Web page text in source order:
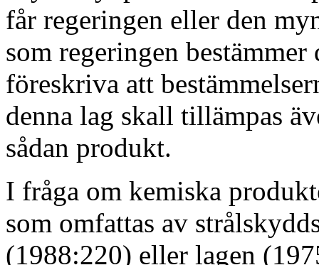
får regeringen eller den
som regeringen bestämmer
föreskriva att
denna lag skall tillämpas
sådan produkt.
I fråga om kemiska
som omfattas av
(1988:220) eller lagen